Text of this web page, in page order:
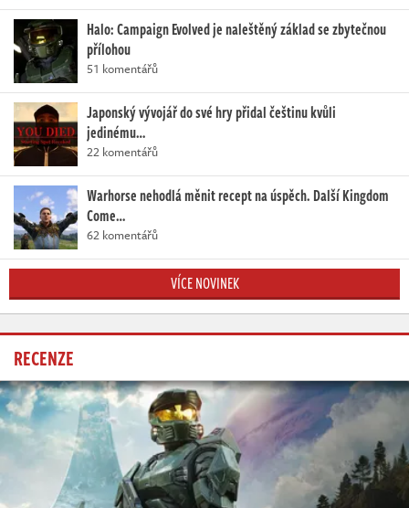
Halo: Campaign Evolved je naleštěný základ se zbytečnou
přílohou
51 komentářů
Japonský vývojář do své hry přidal češtinu kvůli
jedinému…
22 komentářů
Warhorse nehodlá měnit recept na úspěch. Další Kingdom
Come…
62 komentářů
VÍCE NOVINEK
RECENZE